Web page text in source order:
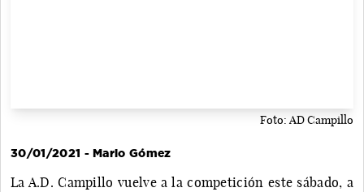
Foto: AD Campillo
30/01/2021 - Mario Gómez
La A.D. Campillo vuelve a la competición este sábado, a